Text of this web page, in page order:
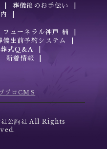
葬儀後のお手伝い
フューネラル神戸 楠
儀生前予約システム
葬式Q&A
新着情報
プロCMS
公詢社 All Rights